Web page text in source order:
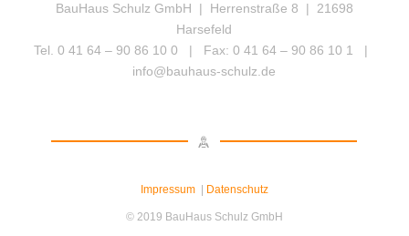
BauHaus Schulz GmbH | Herrenstraße 8 | 21698
Harsefeld
Tel. 0 41 64 – 90 86 10 0 | Fax: 0 41 64 – 90 86 10 1 |
info@bauhaus-schulz.de
Impressum| Datenschutz
© 2019 BauHaus Schulz GmbH